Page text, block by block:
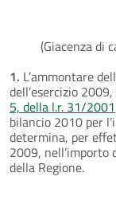
(Giacenza di
1. L’ammontare
dell’esercizio
5, della l.r. 31/2001
bilancio 2010 per
determina, per
2009, nell’importo
della Regione.